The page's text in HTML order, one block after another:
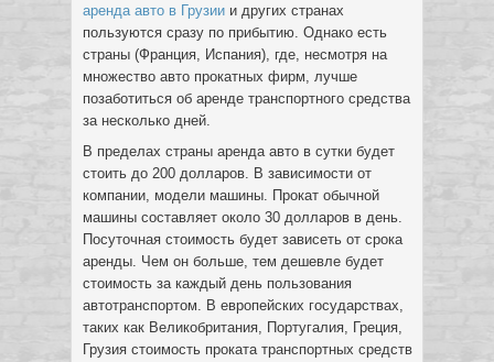
аренда авто в Грузии и других странах
пользуются сразу по прибытию. Однако есть
страны (Франция, Испания), где, несмотря на
множество авто прокатных фирм, лучше
позаботиться об аренде транспортного средства
за несколько дней.
В пределах страны аренда авто в сутки будет
стоить до 200 долларов. В зависимости от
компании, модели машины. Прокат обычной
машины составляет около 30 долларов в день.
Посуточная стоимость будет зависеть от срока
аренды. Чем он больше, тем дешевле будет
стоимость за каждый день пользования
автотранспортом. В европейских государствах,
таких как Великобритания, Португалия, Греция,
Грузия стоимость проката транспортных средств